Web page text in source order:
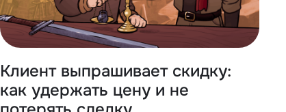
Клиент выпрашивает скидку:
как удержать цену и не